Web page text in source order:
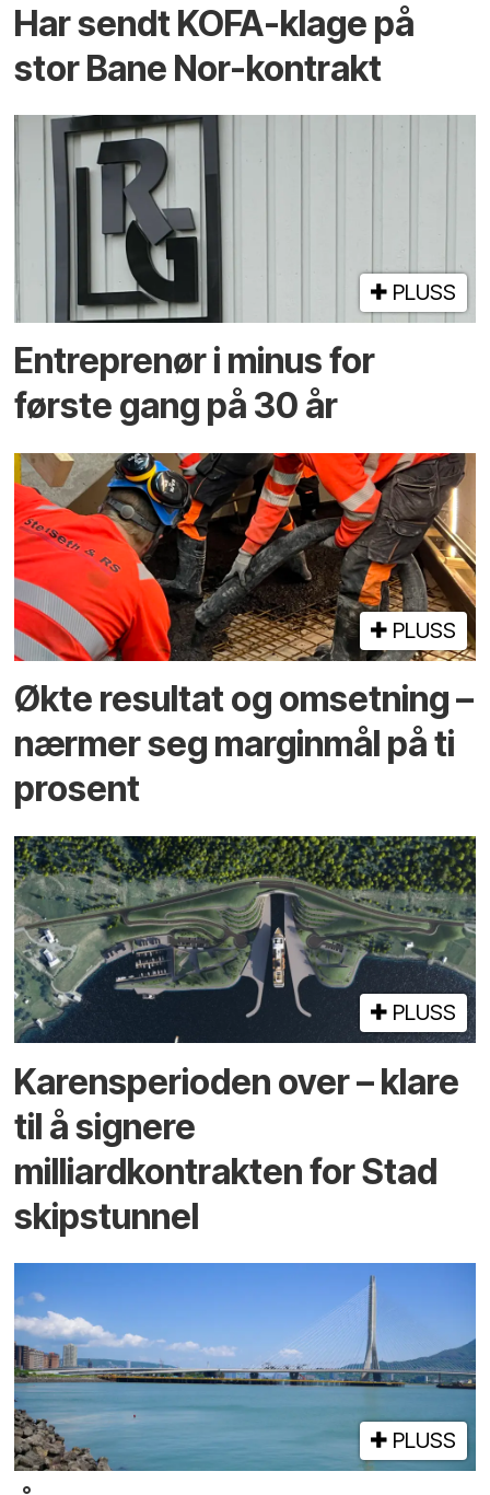
Har sendt KOFA-klage på
stor Bane Nor-kontrakt
PLUSS
Entreprenør i minus for
første gang på 30 år
PLUSS
Økte resultat og omsetning –
nærmer seg marginmål på ti
prosent
PLUSS
Karensperioden over – klare
til å signere
milliardkontrakten for Stad
skipstunnel
PLUSS